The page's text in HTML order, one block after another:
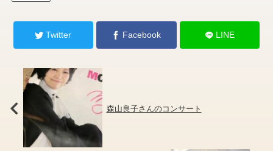
Twitter Facebook LINE
森山良子さんのコンサート